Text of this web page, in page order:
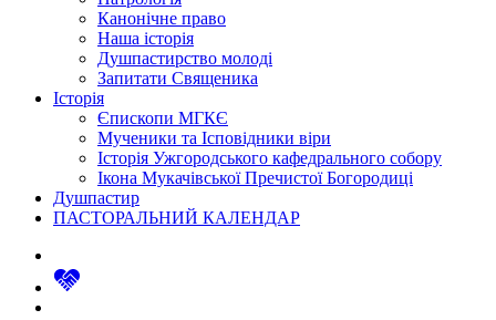
Канонічне право
Наша історія
Душпастирство молоді
Запитати Священика
Історія
Єпископи МГКЄ
Мученики та Ісповідники віри
Історія Ужгородського кафедрального собору
Ікона Мукачівської Пречистої Богородиці
Душпастир
ПАСТОРАЛЬНИЙ КАЛЕНДАР